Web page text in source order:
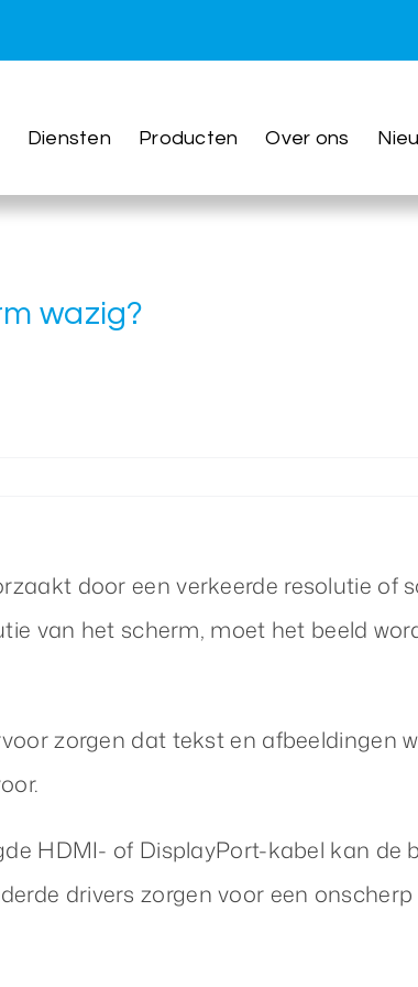
Diensten Producten Over ons
wazig?
door een verkeerde resolutie of
van het scherm, moet het beeld
zorgen dat tekst en afbeeldingen
HDMI- of DisplayPort-kabel kan de
drivers zorgen voor een onscherp